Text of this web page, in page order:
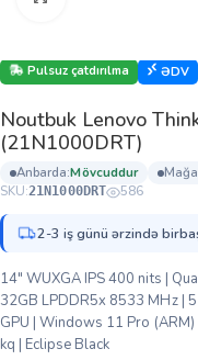
Pulsuz çatdırılma ƏDV
Noutbuk Lenovo
(21N1000DRT)
anbarda: mövcuddur
SKU:21N1000DRT 586
2-3 iş günü ərzində
14″ WUXGA IPS 400 nits |
32GB LPDDR5x 8533 MHz |
GPU | Windows 11 Pro
kq | Eclipse Black